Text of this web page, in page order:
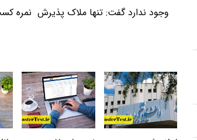
وجود ندارد گفت: تنها ملاک پذیرش نمره